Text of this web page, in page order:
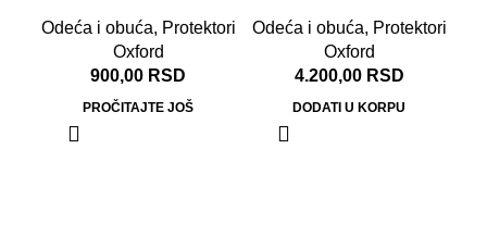
Odeća i obuća, Protektori
Oxford
900,00 RSD
PROČITAJTE JOŠ
Odeća i obuća, Protektori
Oxford
4.200,00 RSD
DODATI U KORPU